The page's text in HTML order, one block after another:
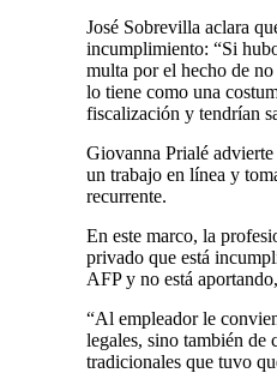
José Sobrevilla aclara
incumplimiento: “Si
multa por el hecho de
lo tiene como una
fiscalización y tendrían
Giovanna Prialé
un trabajo en línea y
recurrente.
En este marco, la
privado que está
AFP y no está
“Al empleador le
legales, sino también de
tradicionales que tuvo